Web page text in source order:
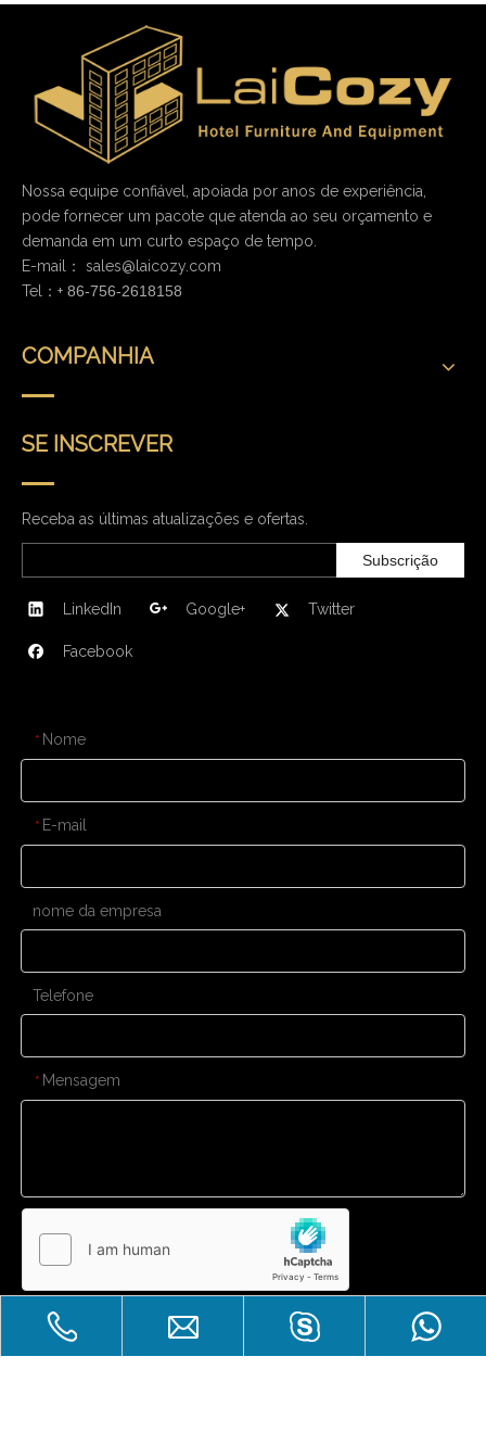
Nossa equipe confiável, apoiada por anos de experiência,
pode fornecer um pacote que atenda ao seu orçamento e
demanda em um curto espaço de tempo.
E-mail： sales@laicozy.com
Tel：+ 86-756-2618158
COMPANHIA
SE INSCREVER
Receba as últimas atualizações e ofertas.
Subscrição
LinkedIn Google+ Twitter
Facebook
* Nome
* E-mail
nome da empresa
Telefone
* Mensagem
Enviar
Venda imperdível